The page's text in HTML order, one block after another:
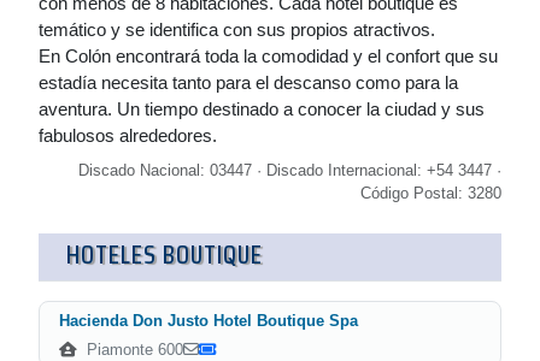
temático y se identifica con sus propios atractivos.
En Colón encontrará toda la comodidad y el confort que su
estadía necesita tanto para el descanso como para la
aventura. Un tiempo destinado a conocer la ciudad y sus
fabulosos alrededores.
Discado Nacional: 03447 · Discado Internacional: +54 3447 ·
Código Postal: 3280
HOTELES BOUTIQUE
Hacienda Don Justo Hotel Boutique Spa
Piamonte 600